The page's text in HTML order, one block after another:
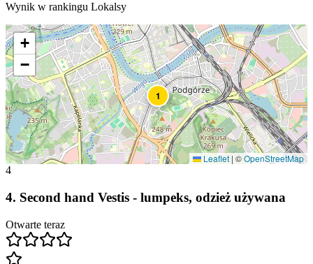
Wynik w rankingu Lokalsy
1
+
−
Leaflet | ©OpenStreetMap
4
4. Second hand Vestis - lumpeks, odzież używana
Otwarte teraz